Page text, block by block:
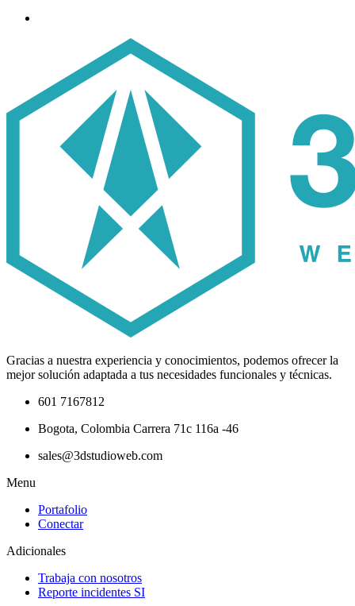
Gracias a nuestra experiencia y conocimientos, podemos ofrecer la
mejor solución adaptada a tus necesidades funcionales y técnicas.
601 7167812
Bogota, Colombia Carrera 71c 116a -46
sales@3dstudioweb.com
Menu
Portafolio
Conectar
Adicionales
Trabaja con nosotros
Reporte incidentes SI